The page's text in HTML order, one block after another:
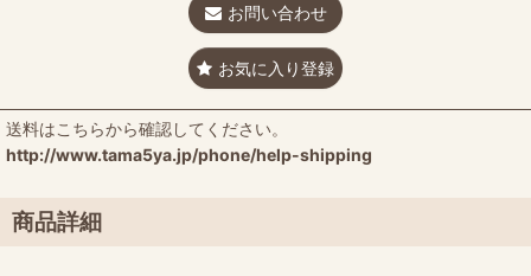
お問い合わせ
お気に入り登録
送料はこちらから確認してください。
http://www.tama5ya.jp/phone/help-shipping
商品詳細